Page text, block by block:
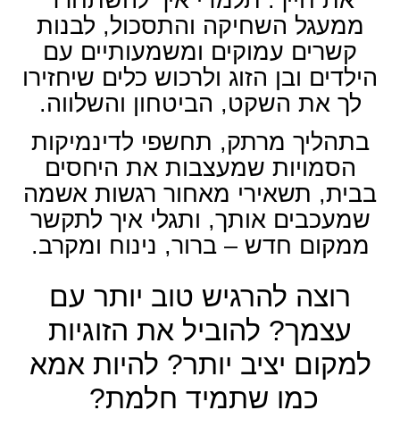
ממעגל השחיקה והתסכול, לבנות
קשרים עמוקים ומשמעותיים עם
הילדים ובן הזוג ולרכוש כלים שיחזירו
לך את השקט, הביטחון והשלווה.
בתהליך מרתק, תחשפי לדינמיקות
הסמויות שמעצבות את היחסים
בבית, תשאירי מאחור רגשות אשמה
שמעכבים אותך, ותגלי איך לתקשר
ממקום חדש – ברור, נינוח ומקרב.
רוצה להרגיש טוב יותר עם
עצמך? להוביל את הזוגיות
למקום יציב יותר? להיות אמא
כמו שתמיד חלמת?